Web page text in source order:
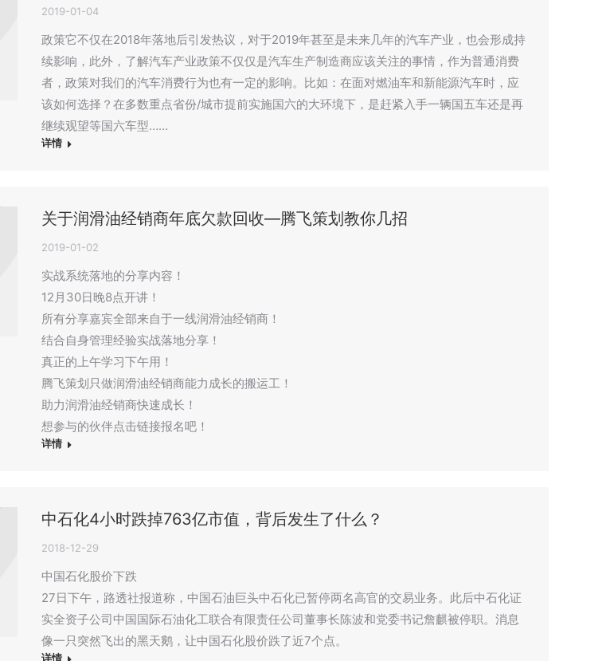
2019-01-04
政策它不仅在2018年落地后引发热议，对于2019年甚至是未来几年的汽车产业，也会形成持
续影响，此外，了解汽车产业政策不仅仅是汽车生产制造商应该关注的事情，作为普通消费
者，政策对我们的汽车消费行为也有一定的影响。比如：在面对燃油车和新能源汽车时，应
该如何选择？在多数重点省份/城市提前实施国六的大环境下，是赶紧入手一辆国五车还是再
继续观望等国六车型……
详情
关于润滑油经销商年底欠款回收—腾飞策划教你几招
2019-01-02
实战系统落地的分享内容！
12月30日晚8点开讲！
所有分享嘉宾全部来自于一线润滑油经销商！
结合自身管理经验实战落地分享！
真正的上午学习下午用！
腾飞策划只做润滑油经销商能力成长的搬运工！
助力润滑油经销商快速成长！
想参与的伙伴点击链接报名吧！
详情
中石化4小时跌掉763亿市值，背后发生了什么？
2018-12-29
中国石化股价下跌
27日下午，路透社报道称，中国石油巨头中石化已暂停两名高官的交易业务。此后中石化证
实全资子公司中国国际石油化工联合有限责任公司董事长陈波和党委书记詹麒被停职。消息
像一只突然飞出的黑天鹅，让中国石化股价跌了近7个点。
详情